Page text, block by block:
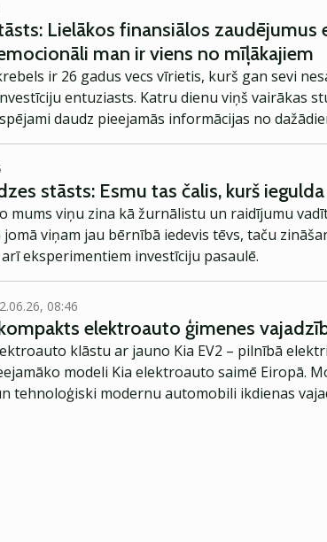
Lielākos finansiālos
man ir viens no mīļākajiem
ir 26 gadus vecs vīrietis, kurš gan sevi
entuziasts. Katru dienu viņš vairākas
daudz pieejamās informācijas no
stāsts: Esmu tas čalis, kurš
mums viņu zina kā žurnālistu un raidījumu
jomā viņam jau bērnībā iedevis tēvs, taču
eksperimentiem investīciju pasaulē.
08:46
kompakts elektroauto ģimenes
klāstu ar jauno Kia EV2 – pilnībā
modeli Kia elektroauto saimē Eiropā.
tehnoloģiski modernu automobili ikdienas